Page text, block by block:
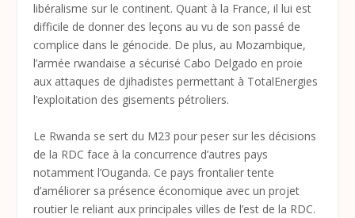
libéralisme sur le continent. Quant à la France, il lui est
difficile de donner des leçons au vu de son passé de
complice dans le génocide. De plus, au Mozambique,
l’armée rwandaise a sécurisé Cabo Delgado en proie
aux attaques de djihadistes permettant à TotalEnergies
l’exploitation des gisements pétroliers.
Le Rwanda se sert du M23 pour peser sur les décisions
de la RDC face à la concurrence d’autres pays
notamment l’Ouganda. Ce pays frontalier tente
d’améliorer sa présence économique avec un projet
routier le reliant aux principales villes de l’est de la RDC.